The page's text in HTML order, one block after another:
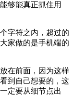
够能真正抓住用
字符之内，超过的
家做的是手机端的
在前面，因为这样
到自己想要的，这
定要从细节点出